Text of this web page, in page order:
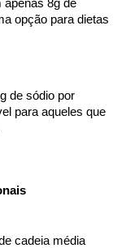
apenas 8g de
opção para dietas
de sódio por
para aqueles que
cadeia média